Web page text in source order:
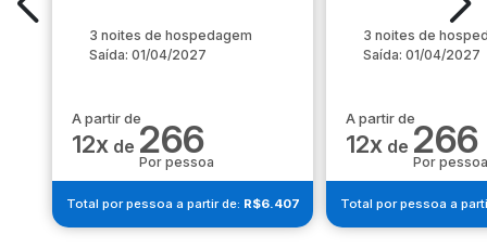
3 noites de hospedagem
Saída: 01/04/2027
A partir de
12x de 266
Por pessoa
Total por pessoa a partir de: R$6.407
3 noites de
Saída: 01/04/2027
A partir de
12x de 266
Por pessoa
Total por pessoa a